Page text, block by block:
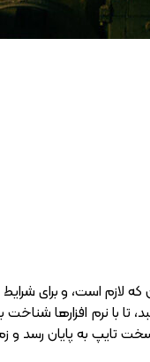
است، و برای شرایط
نرم افزارها شناخت
تایپ به پایان رسد